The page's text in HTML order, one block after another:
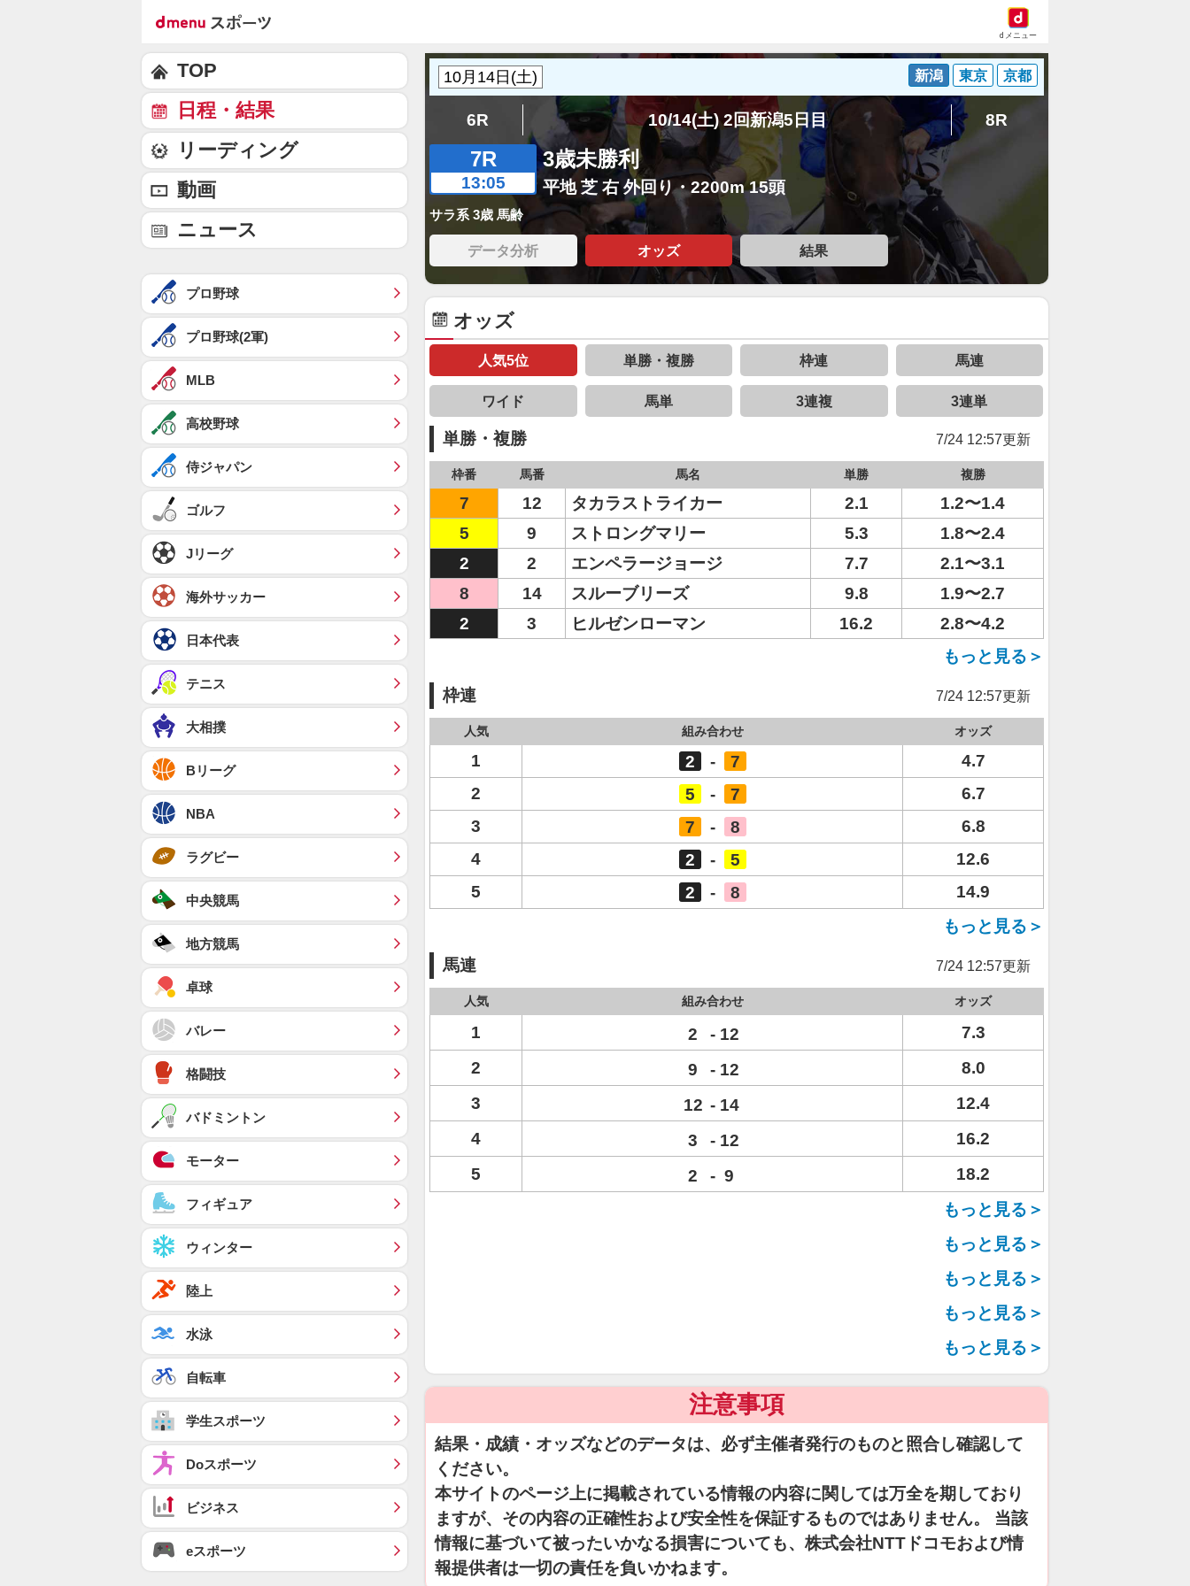
dメニュー
新潟 東京 京都
6R 10/14(土) 2回新潟5日目 8R
7R
13:05
3歳未勝利
平地 芝 右 外回り・2200m 15頭
サラ系 3歳 馬齢
データ分析 オッズ 結果
オッズ
人気5位 単勝・複勝 枠連 馬連
ワイド 馬単 3連複 3連単
単勝・複勝 7/24 12:57更新
枠番 馬番 馬名 単勝 複勝
7 12 タカラストライカー 2.1
1.2〜1.4
5
9 ストロングマリー 5.3
1.8〜2.4
2
2 エンペラージョージ 7.7
2.1〜3.1
8
14 スルーブリーズ 9.8
1.9〜2.7
2
3 ヒルゼンローマン 16.2
2.8〜4.2
もっと見る＞
枠連 7/24 12:57更新
人気 組み合わせ オッズ
1 2 - 7
4.7
2
5 - 7
6.7
3
7 - 8
6.8
4
2 - 5
12.6
5
2 - 8
14.9
もっと見る＞
馬連 7/24 12:57更新
人気 組み合わせ オッズ
1 2 - 12
7.3
2
9 - 12
8.0
3
12 - 14
12.4
4
3 - 12
16.2
5
2 - 9
18.2
もっと見る＞
もっと見る＞
もっと見る＞
もっと見る＞
もっと見る＞
注意事項
結果・成績・オッズなどのデータは、必ず主催者発行のものと照合し確認して
ください。
本サイトのページ上に掲載されている情報の内容に関しては万全を期しており
ますが、その内容の正確性および安全性を保証するものではありません。 当該
情報に基づいて被ったいかなる損害についても、株式会社NTTドコモおよび情
報提供者は一切の責任を負いかねます。
TOP
日程・結果
リーディング
動画
ニュース
プロ野球
プロ野球(2軍)
MLB
高校野球
侍ジャパン
ゴルフ
Jリーグ
海外サッカー
日本代表
テニス
大相撲
Bリーグ
NBA
ラグビー
中央競馬
地方競馬
卓球
バレー
格闘技
バドミントン
モーター
フィギュア
ウィンター
陸上
水泳
自転車
学生スポーツ
Doスポーツ
ビジネス
eスポーツ